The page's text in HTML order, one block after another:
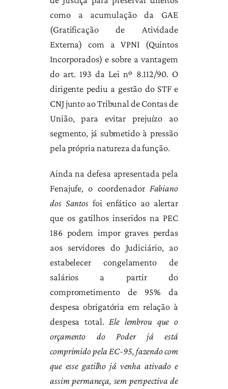
como a acumulação da GAE
(Gratificação de Atividade
Externa) com a VPNI (Quintos
Incorporados) e sobre a vantagem
do art. 193 da Lei nº 8.112/90. O
dirigente pediu a gestão do STF e
CNJ junto ao Tribunal de Contas de
União, para evitar prejuízo ao
segmento, já submetido à pressão
pela própria natureza da função.
Ainda na defesa apresentada pela
Fenajufe, o coordenador Fabiano
dos Santos foi enfático ao alertar
que os gatilhos inseridos na PEC
186 podem impor graves perdas
aos servidores do Judiciário, ao
estabelecer congelamento de
salários a partir do
comprometimento de 95% da
despesa obrigatória em relação à
despesa total. Ele lembrou que o
orçamento do Poder já está
comprimido pela EC-95, fazendo com
que esse gatilho já venha ativado e
assim permaneça, sem perspectiva de